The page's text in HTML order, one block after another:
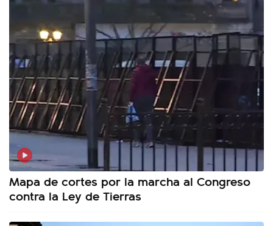
Mapa de cortes por la marcha al Congreso
contra la Ley de Tierras